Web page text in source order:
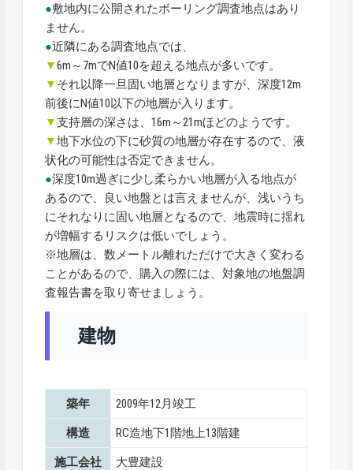
●敷地内に公開されたボーリング調査地点はあり
ません。
●近隣にある調査地点では、
▼6m～7mでN値10を超える地点が多いです。
▼ それ以降一旦固い地層となりますが、深度12m
前後にN値10以下の地層が入ります。
▼支持層の深さは、16m～21mほどのようです。
▼地下水位の下に砂質の地層が存在するので、液
状化の可能性は否定できません。
●深度10m過ぎに少し柔らかい地層が入る地点が
あるので、良い地盤とは言えませんが、浅いうち
にそれなりに固い地層となるので、地震時に揺れ
が増幅するリスクは低いでしょう。
※地層は、数メートル離れただけで大きく変わる
ことがあるので、購入の際には、対象地の地盤調
査報告書を取り寄せましょう。
建物
築年 2009年12月竣工
構造 RC造地下1階地上13階建
施工会社 大豊建設